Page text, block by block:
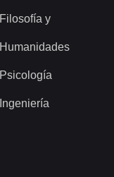
Filosofía y
Humanidades
Psicología
Ingeniería